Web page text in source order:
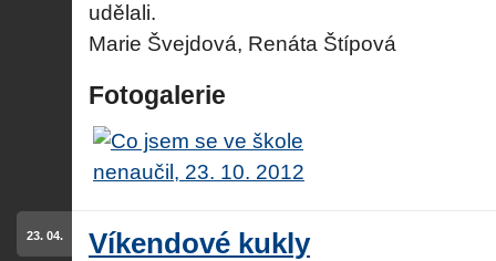
udělali.
Marie Švejdová, Renáta Štípová
Fotogalerie
Víkendové kukly
23. 04.